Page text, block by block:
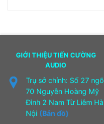
GIỚI THIỆU TIẾN CƯỜNG
AUDIO
Trụ sở chính: Số 27 ngõ
70 Nguyễn Hoàng Mỹ
Đình 2 Nam Từ Liêm Hà
Nội (Bản đồ)